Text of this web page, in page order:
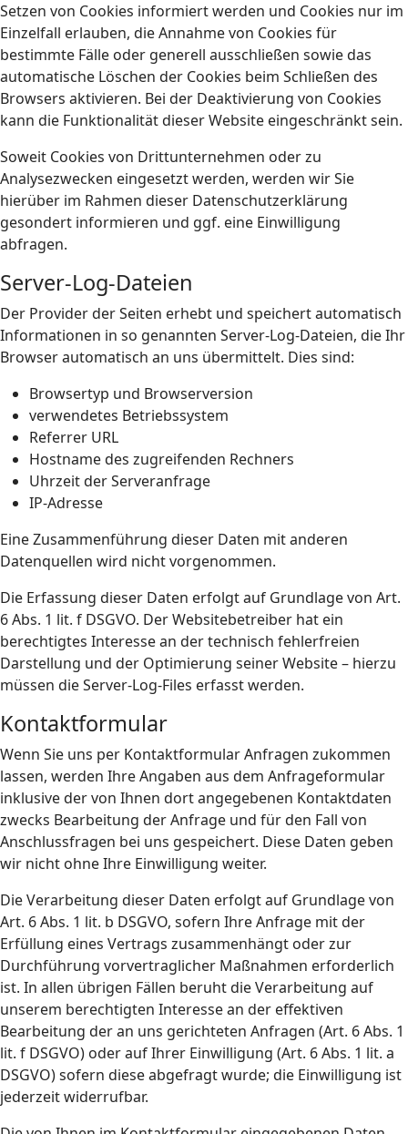
Setzen von Cookies informiert werden und Cookies nur im
Einzelfall erlauben, die Annahme von Cookies für
bestimmte Fälle oder generell ausschließen sowie das
automatische Löschen der Cookies beim Schließen des
Browsers aktivieren. Bei der Deaktivierung von Cookies
kann die Funktionalität dieser Website eingeschränkt sein.
Soweit Cookies von Drittunternehmen oder zu
Analysezwecken eingesetzt werden, werden wir Sie
hierüber im Rahmen dieser Datenschutzerklärung
gesondert informieren und ggf. eine Einwilligung
abfragen.
Server-Log-Dateien
Der Provider der Seiten erhebt und speichert automatisch
Informationen in so genannten Server-Log-Dateien, die Ihr
Browser automatisch an uns übermittelt. Dies sind:
Browsertyp und Browserversion
verwendetes Betriebssystem
Referrer URL
Hostname des zugreifenden Rechners
Uhrzeit der Serveranfrage
IP-Adresse
Eine Zusammenführung dieser Daten mit anderen
Datenquellen wird nicht vorgenommen.
Die Erfassung dieser Daten erfolgt auf Grundlage von Art.
6 Abs. 1 lit. f DSGVO. Der Websitebetreiber hat ein
berechtigtes Interesse an der technisch fehlerfreien
Darstellung und der Optimierung seiner Website – hierzu
müssen die Server-Log-Files erfasst werden.
Kontaktformular
Wenn Sie uns per Kontaktformular Anfragen zukommen
lassen, werden Ihre Angaben aus dem Anfrageformular
inklusive der von Ihnen dort angegebenen Kontaktdaten
zwecks Bearbeitung der Anfrage und für den Fall von
Anschlussfragen bei uns gespeichert. Diese Daten geben
wir nicht ohne Ihre Einwilligung weiter.
Die Verarbeitung dieser Daten erfolgt auf Grundlage von
Art. 6 Abs. 1 lit. b DSGVO, sofern Ihre Anfrage mit der
Erfüllung eines Vertrags zusammenhängt oder zur
Durchführung vorvertraglicher Maßnahmen erforderlich
ist. In allen übrigen Fällen beruht die Verarbeitung auf
unserem berechtigten Interesse an der effektiven
Bearbeitung der an uns gerichteten Anfragen (Art. 6 Abs. 1
lit. f DSGVO) oder auf Ihrer Einwilligung (Art. 6 Abs. 1 lit. a
DSGVO) sofern diese abgefragt wurde; die Einwilligung ist
jederzeit widerrufbar.